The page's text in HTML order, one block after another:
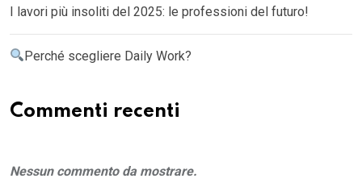
I lavori più insoliti del 2025: le professioni del futuro!
Perché scegliere Daily Work?
Commenti recenti
Nessun commento da mostrare.